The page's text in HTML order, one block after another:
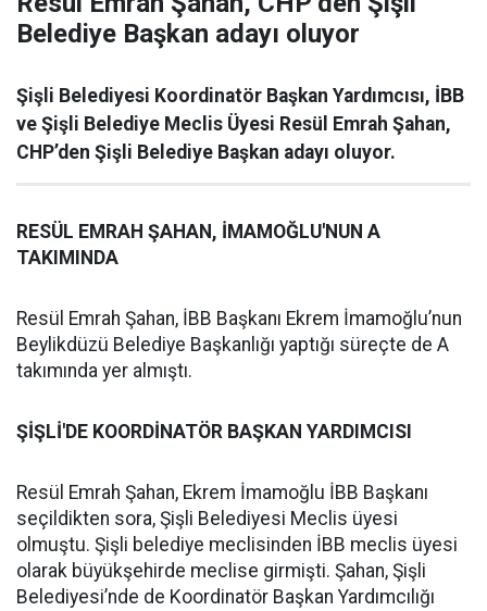
Belediye Başkan adayı oluyor
Şişli Belediyesi Koordinatör Başkan Yardımcısı, İBB
ve Şişli Belediye Meclis Üyesi Resül Emrah Şahan,
CHP’den Şişli Belediye Başkan adayı oluyor.
RESÜL EMRAH ŞAHAN, İMAMOĞLU'NUN A
TAKIMINDA
Resül Emrah Şahan, İBB Başkanı Ekrem İmamoğlu’nun
Beylikdüzü Belediye Başkanlığı yaptığı süreçte de A
takımında yer almıştı.
ŞİŞLİ'DE KOORDİNATÖR BAŞKAN YARDIMCISI
Resül Emrah Şahan, Ekrem İmamoğlu İBB Başkanı
seçildikten sora, Şişli Belediyesi Meclis üyesi
olmuştu. Şişli belediye meclisinden İBB meclis üyesi
olarak büyükşehirde meclise girmişti. Şahan, Şişli
Belediyesi’nde de Koordinatör Başkan Yardımcılığı